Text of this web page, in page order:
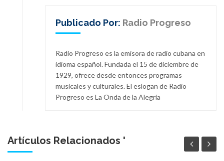
Publicado Por: Radio Progreso
Radio Progreso es la emisora de radio cubana en
idioma español. Fundada el 15 de diciembre de
1929, ofrece desde entonces programas
musicales y culturales. El eslogan de Radio
Progreso es La Onda de la Alegría
Artículos Relacionados '